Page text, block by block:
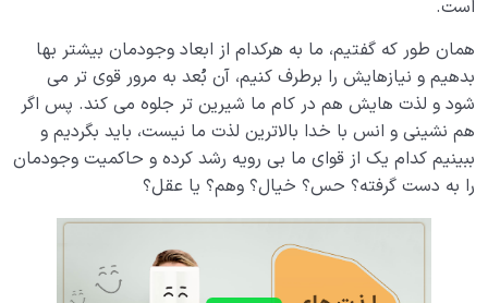
است.
همان طور که گفتیم، ما به هرکدام از ابعاد وجودمان بیشتر بها
بدهیم و نیازهایش را برطرف کنیم، آن بُعد به مرور قوی تر می
شود و لذت هایش هم در کام ما شیرین تر جلوه می کند. پس اگر
هم نشینی و انس با خدا بالاترین لذت ما نیست، باید بگردیم و
ببینیم کدام یک از قوای ما بی رویه رشد کرده و حاکمیت وجودمان
را به دست گرفته؟ حس؟ خیال؟ وهم؟ یا عقل؟